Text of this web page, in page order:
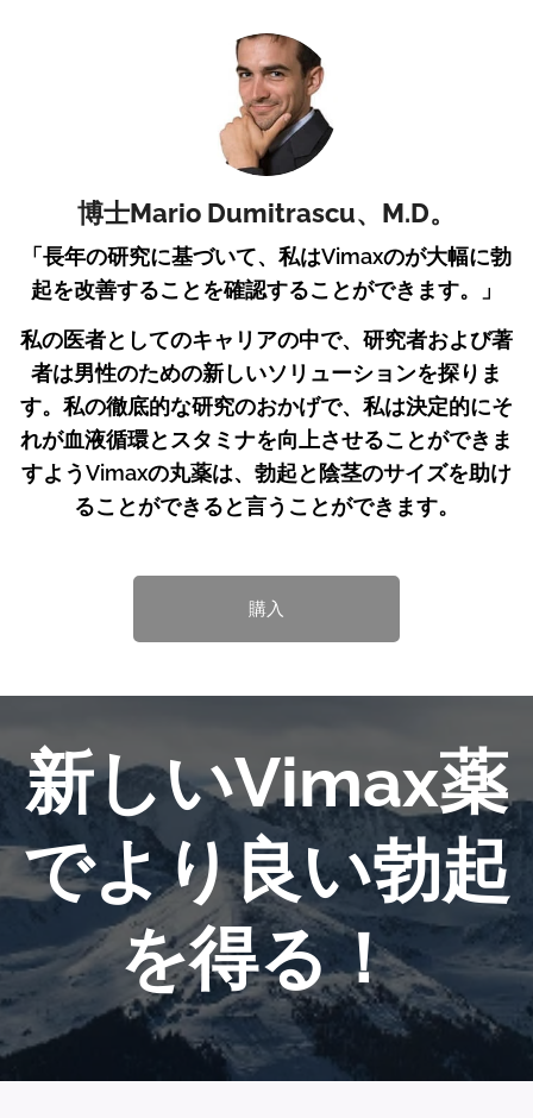
博士Mario Dumitrascu、M.D。
「長年の研究に基づいて、私はVimaxのが大幅に勃
起を改善することを確認することができます。」
私の医者としてのキャリアの中で、研究者および著
者は男性のための新しいソリューションを探りま
す。私の徹底的な研究のおかげで、私は決定的にそ
れが血液循環とスタミナを向上させることができま
すようVimaxの丸薬は、勃起と陰茎のサイズを助け
ることができると言うことができます。
購入
新しいVimax薬
でより良い勃起
を得る！